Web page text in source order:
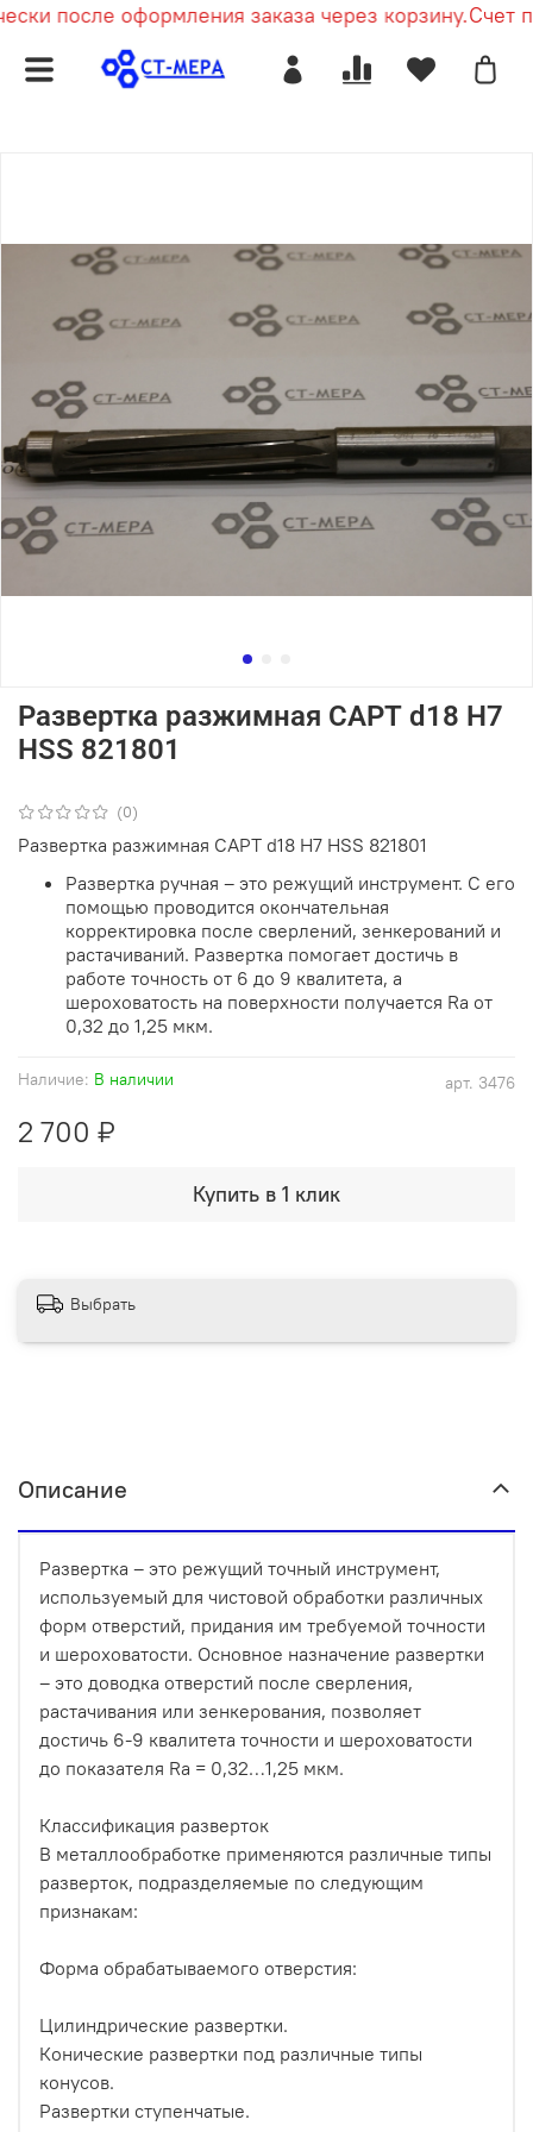
после оформления заказа через корзину.Счет
(0)
арт. 3476
Наличие: В наличии
Развертка разжимная САРТ d18 Н7
HSS 821801
2 700 ₽
Купить в 1 клик
Развертка разжимная САРТ d18 Н7 HSS 821801
Развертка ручная – это режущий инструмент. С его
помощью проводится окончательная
корректировка после сверлений, зенкерований и
растачиваний. Развертка помогает достичь в
работе точность от 6 до 9 квалитета, а
шероховатость на поверхности получается Ra от
0,32 до 1,25 мкм.
Выбрать
Описание
Развертка – это режущий точный инструмент,
используемый для чистовой обработки различных
форм отверстий, придания им требуемой точности
и шероховатости. Основное назначение развертки
– это доводка отверстий после сверления,
растачивания или зенкерования, позволяет
достичь 6-9 квалитета точности и шероховатости
до показателя Ra = 0,32…1,25 мкм.
Классификация разверток
В металлообработке применяются различные типы
разверток, подразделяемые по следующим
признакам:
Форма обрабатываемого отверстия:
Цилиндрические развертки.
Конические развертки под различные типы
конусов.
Развертки ступенчатые.